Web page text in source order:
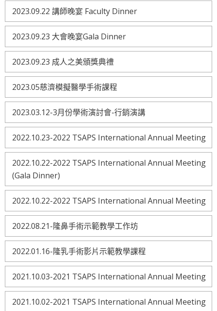
2023.09.22 講師晚宴 Faculty Dinner
2023.09.23 大會晚宴Gala Dinner
2023.09.23 成人之美頒獎典禮
2023.05慈濟模擬醫學手術課程
2023.03.12-3月份學術演討會-行銷演講
2022.10.23-2022 TSAPS International Annual Meeting
2022.10.22-2022 TSAPS International Annual Meeting
(Gala Dinner)
2022.10.22-2022 TSAPS International Annual Meeting
2022.08.21-隆鼻手術示範教學工作坊
2022.01.16-隆乳手術影片示範教學課程
2021.10.03-2021 TSAPS International Annual Meeting
2021.10.02-2021 TSAPS International Annual Meeting